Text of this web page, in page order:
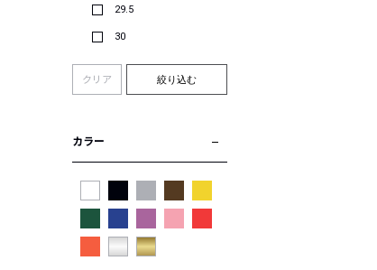
29.5
30
クリア 絞り込む
カラー